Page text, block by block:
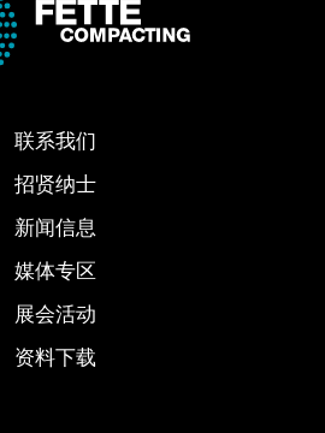
联系我们
招贤纳士
新闻信息
媒体专区
展会活动
资料下载